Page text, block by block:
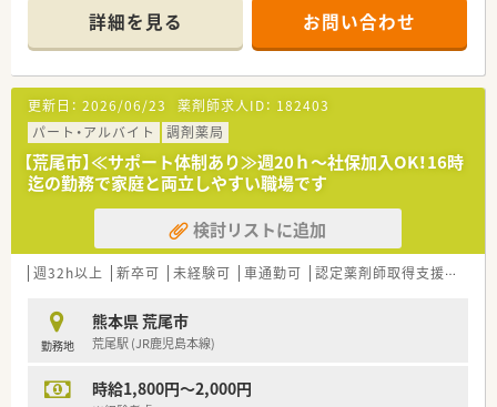
＜こんな方にもおすすめ＞
■しっかりとした教育体制のもとで薬剤師としてのスキルを磨
きたい方
■ライフスタイルに合わせて長くご勤務していきたい方
＊------------------------------------------＊
【店舗情報と応需状況について】
■熊本県荒尾市に位置しており最寄り駅の荒尾駅から車で5分ほ
どの通勤に便利な場所に開局している調剤薬局です。
■近隣の医療機関から主に内科の処方箋を1日平均57枚ほど応
需しており、地域に密着した医療を提供しています。
■営業時間は平日の18時までとなっており土曜日は13時までの
対応となるためプライベートとの両立も容易です。
【募集背景と求める人物像について】
■体制強化に向けた定期採用を行っており、調剤未経験の方から
経験者まで幅広く正社員の募集を行っています。
■45歳以下で職歴が5社以下の方を対象としており、新婚の方や
第二新卒の方からのご応募も歓迎しています。
未経験やブランクがある方からの相談も可能です。
【法人特徴について】
調剤薬局を展開している大手のチェーン企業です。
詳細を見る お問い合わせ
更新日： 2026/06/23 薬剤師求人ID： 182403
パート・アルバイト
調剤薬局
【荒尾市】≪サポート体制あり≫週20ｈ～社保加入OK！16時
迄の勤務で家庭と両立しやすい職場です
検討リストに追加
週32h以上 新卒可 未経験可 車通勤可 認定薬剤師取得支援あり
勤務地
熊本県 荒尾市
荒尾駅 (JR鹿児島本線)
時給1,800円～2,000円